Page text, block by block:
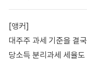
[앵커]
대주주 과세 기준을 결
당소득 분리과세 세율